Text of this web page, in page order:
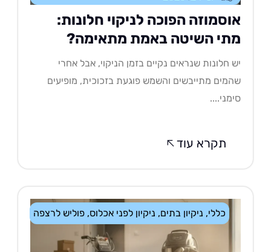
הפוכה לניקוי חלונות:
השיטה באמת מתאימה?
חלונות שנראים נקיים בזמן הניקוי, אבל אחרי
מתייבשים והשמש פוגעת בזכוכית, מופיעים
תקרא עוד
ניקיון בתים,ניקיון לפני אכלוס,פוליש לרצפה